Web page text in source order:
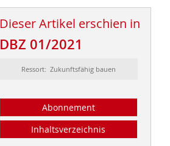
Dieser Artikel erschien in
DBZ 01/2021
Ressort: Zukunftsfähig bauen
Abonnement
Inhaltsverzeichnis